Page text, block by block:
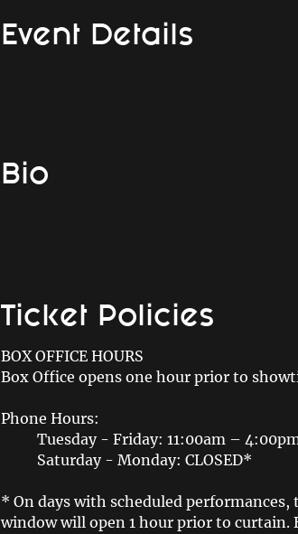
Event Details
Bio
Ticket Policies
BOX OFFICE HOURS
Box Office opens one hour prior to
Phone Hours:
Tuesday - Friday: 11:00am –
Saturday - Monday: CLOSED*
* On days with scheduled
window will open 1 hour prior to curtain.